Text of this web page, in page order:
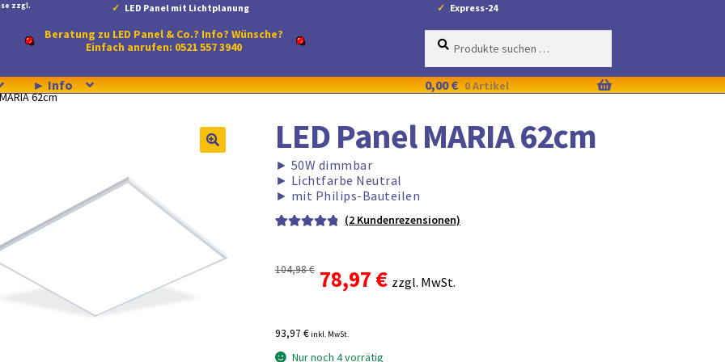
zzgl. LED Panel mit Lichtplanung Express-24
Beratung zu LED Panel & Co.? Info? Wünsche?
Einfach anrufen: 0521 557 3940
Suche
Suchen
► Info 0,00€ 0 Artikel
62cm
LED Panel MARIA 62cm
► 50W dimmbar
► Lichtfarbe Neutral
► mit Philips-Bauteilen
basierend auf
(2Kundenrezensionen)
104,98€ Ursprünglicher
war:
78,97 €Aktueller
zzgl. MwSt.
93,97 €inkl. MwSt.
Nur noch 4 vorrätig